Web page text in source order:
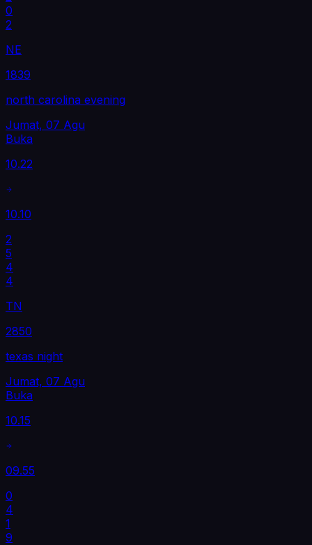
0
2
NE
1839
north carolina evening
Jumat, 07 Agu
Buka
10.22
10.10
2
5
4
4
TN
2850
texas night
Jumat, 07 Agu
Buka
10.15
09.55
0
4
1
9